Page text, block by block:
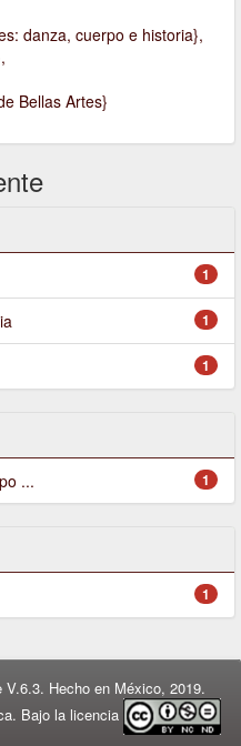
danza, cuerpo e historia},
Bellas Artes}
1
1
1
1
...
1
Hecho en México, 2019.
Bajo la licencia